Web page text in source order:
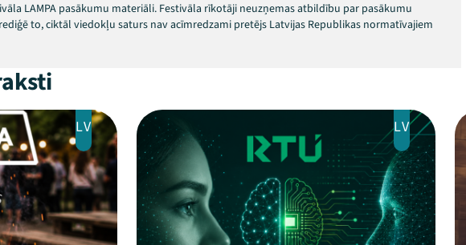
LAMPA pasākumu materiāli. Festivāla rīkotāji neuzņemas atbildību par pasākumu
to, ciktāl viedokļu saturs nav acīmredzami pretējs Latvijas Republikas normatīvajiem
LV LV